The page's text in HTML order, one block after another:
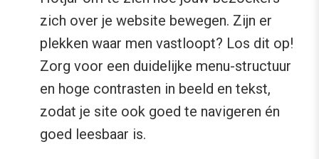
zich over je website bewegen. Zijn er
plekken waar men vastloopt? Los dit op!
Zorg voor een duidelijke menu-structuur
en hoge contrasten in beeld en tekst,
zodat je site ook goed te navigeren én
goed leesbaar is.